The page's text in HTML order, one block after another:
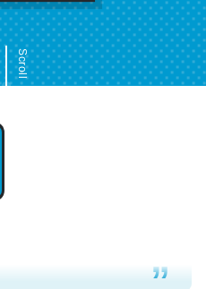
Scroll
ーなんだろうなと凄く思
文もお勧め。自分はこの流
Covid hit. Shit.
by ラーズ・ヌートバー